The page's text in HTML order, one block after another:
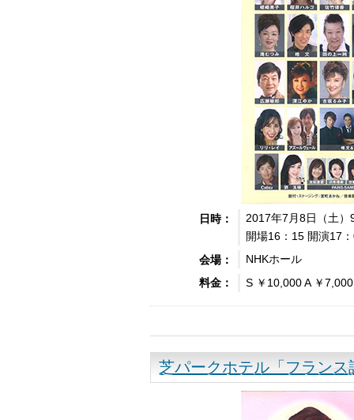
日時：
2017年7月8日（土）
開場16：15 開演17
会場：
NHKホール
料金：
S ￥10,000 A ￥
芝パークホテル「フラン